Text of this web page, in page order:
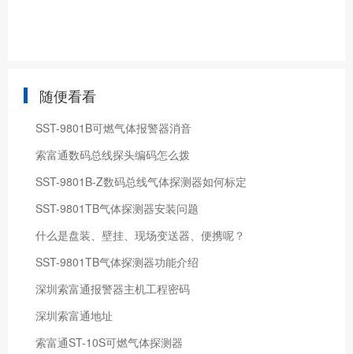
随便看看
SST-9801B可燃气体报警器消音
索富通数码总线探头编码怎么拨
SST-9801B-Z数码总线气体探测器如何标定
SST-9801TB气体探测器安装问题
什么是盘装、壁挂、现场变送器、便携呢？
SST-9801TB气体探测器功能介绍
深圳索富通报警器主机工程密码
深圳索富通地址
索富通ST-10S可燃气体探测器